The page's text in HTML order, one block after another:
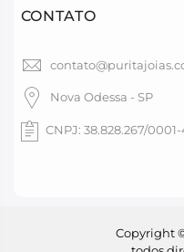
CONTATO
Nova Odessa - SP
CNPJ: 38.828.267/
Copyright